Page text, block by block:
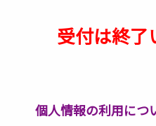
受付は終了
個人情報の利用につ